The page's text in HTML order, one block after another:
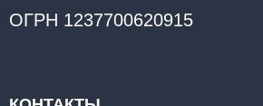
ОГРН 1237700620915